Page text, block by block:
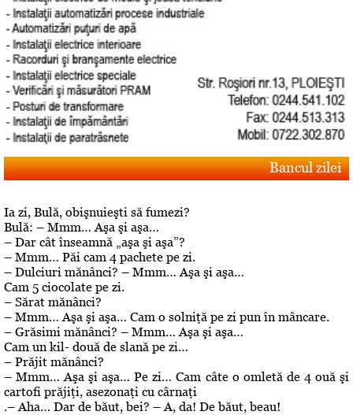
Bancul zilei
Ia zi, Bulă, obişnuieşti să fumezi?
Bulă: – Mmm… Aşa şi aşa…
– Dar cât înseamnă „aşa şi aşa”?
– Mmm… Păi cam 4 pachete pe zi.
– Dulciuri mănânci? – Mmm… Aşa şi aşa…
Cam 5 ciocolate pe zi.
– Sărat mănânci?
– Mmm… Aşa şi aşa… Cam o solniţă pe zi pun în mâncare.
– Grăsimi mănânci? – Mmm… Aşa şi aşa…
Cam un kil- două de slană pe zi…
– Prăjit mănânci?
– Mmm… Aşa şi aşa… Pe zi… Cam câte o omletă de 4 ouă şi
cartofi prăjiţi, asezonaţi cu cârnaţi
.– Aha… Dar de băut, bei? – A, da! De băut, beau!